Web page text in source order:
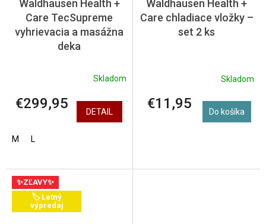
Waldhausen Health +
Care TecSupreme
vyhrievacia a masážna
deka
Skladom
€299,95 DETAIL
M L
Waldhausen Health +
Care chladiace vložky –
set 2 ks
Skladom
€11,95 Do košíka
✨ZĽAVY✨
🏷️ Letný
výpredaj